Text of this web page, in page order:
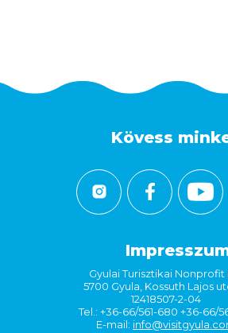
Kövess
Gyulai Turisztikai Nonprofit
5700 Gyula, Kossuth Lajos
12418507-2-04
Tel.: +36-66/561-680 +36-66/
E-mail: